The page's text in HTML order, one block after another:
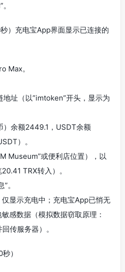
）充电宝App界面显示已连接的
Max。
址（以”imtoken”开头，显示为
）余额2449.1，USDT余额
）。
Museum”或便利店位置），以
TRX转入）。
。
显示充电中；充电宝App已悄无
感数据（模拟数据窃取原理：
传服务器）。
）